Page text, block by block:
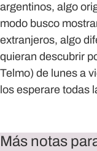
argentinos, algo
modo busco
extranjeros, algo
quieran descubrir
Telmo) de lunes a
los esperare todas
Más notas